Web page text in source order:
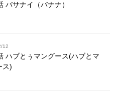
バサナイ（バナナ）
12
ハブとぅマングース(ハブとマ
ス)